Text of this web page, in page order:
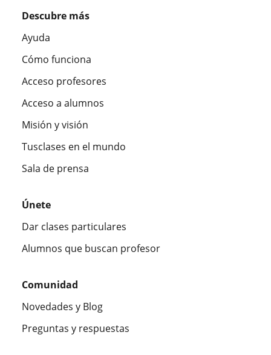
Descubre más
Ayuda
Cómo funciona
Acceso profesores
Acceso a alumnos
Misión y visión
Tusclases en el mundo
Sala de prensa
Únete
Dar clases particulares
Alumnos que buscan profesor
Comunidad
Novedades y Blog
Preguntas y respuestas